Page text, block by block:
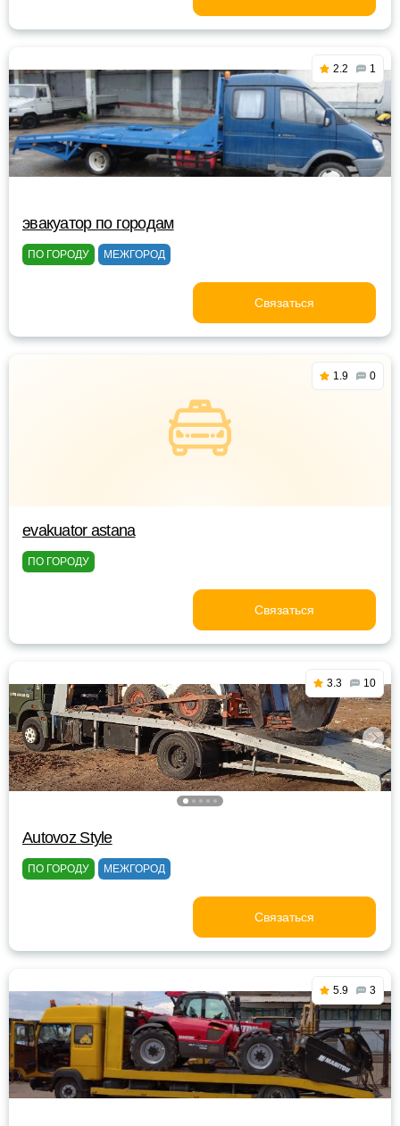
2.2 1
эвакуатор по городам
ПО ГОРОДУ МЕЖГОРОД
Связаться
1.9 0
evakuator astana
ПО ГОРОДУ
Связаться
3.3 10
Autovoz Style
ПО ГОРОДУ МЕЖГОРОД
Связаться
5.9 3